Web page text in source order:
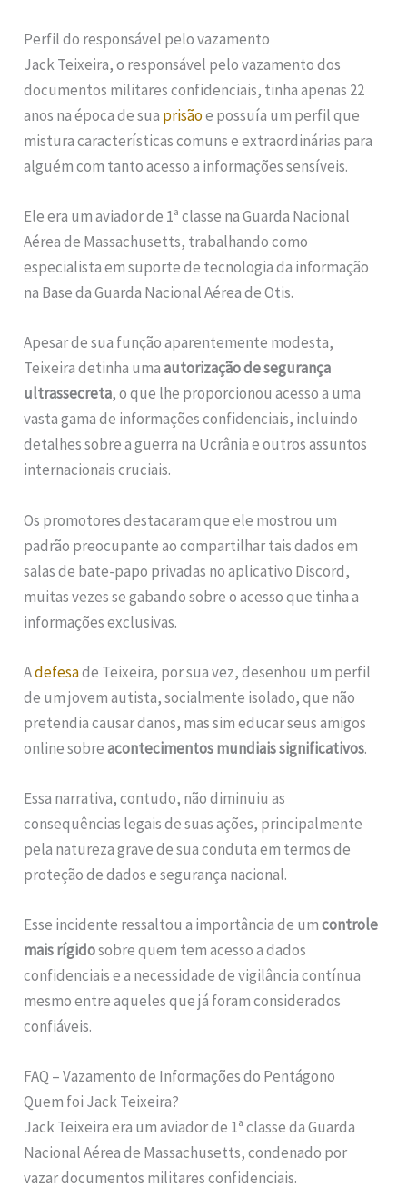
Perfil do responsável pelo vazamento
Jack Teixeira, o responsável pelo vazamento dos
documentos militares confidenciais, tinha apenas 22
anos na época de sua prisãoe possuía um perfil que
mistura características comuns e extraordinárias para
alguém com tanto acesso a informações sensíveis.
Ele era um aviador de 1ª classe na Guarda Nacional
Aérea de Massachusetts, trabalhando como
especialista em suporte de tecnologia da informação
na Base da Guarda Nacional Aérea de Otis.
Apesar de sua função aparentemente modesta,
Teixeira detinha umaautorização de segurança
ultrassecreta, o que lhe proporcionou acesso a uma
vasta gama de informações confidenciais, incluindo
detalhes sobre a guerra na Ucrânia e outros assuntos
internacionais cruciais.
Os promotores destacaram que ele mostrou um
padrão preocupante ao compartilhar tais dados em
salas de bate-papo privadas no aplicativo Discord,
muitas vezes se gabando sobre o acesso que tinha a
informações exclusivas.
Adefesade Teixeira, por sua vez, desenhou um perfil
de um jovem autista, socialmente isolado, que não
pretendia causar danos, mas sim educar seus amigos
online sobreacontecimentos mundiais significativos.
Essa narrativa, contudo, não diminuiu as
consequências legais de suas ações, principalmente
pela natureza grave de sua conduta em termos de
proteção de dados e segurança nacional.
Esse incidente ressaltou a importância de umcontrole
mais rígidosobre quem tem acesso a dados
confidenciais e a necessidade de vigilância contínua
mesmo entre aqueles que já foram considerados
confiáveis.
FAQ – Vazamento de Informações do Pentágono
Quem foi Jack Teixeira?
Jack Teixeira era um aviador de 1ª classe da Guarda
Nacional Aérea de Massachusetts, condenado por
vazar documentos militares confidenciais.